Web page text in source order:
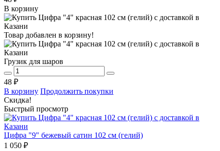
В корзину
Товар добавлен в корзину!
Грузик для шаров
48 ₽
В корзину Продолжить покупки
Скидка!
Быстрый просмотр
Цифра "9" бежевый сатин 102 см (гелий)
1 050 ₽